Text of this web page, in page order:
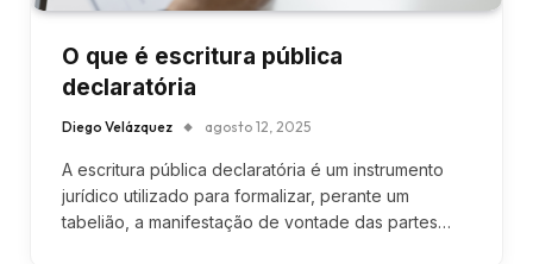
O que é escritura pública
declaratória
Diego Velázquez agosto 12, 2025
A escritura pública declaratória é um instrumento
jurídico utilizado para formalizar, perante um
tabelião, a manifestação de vontade das partes…